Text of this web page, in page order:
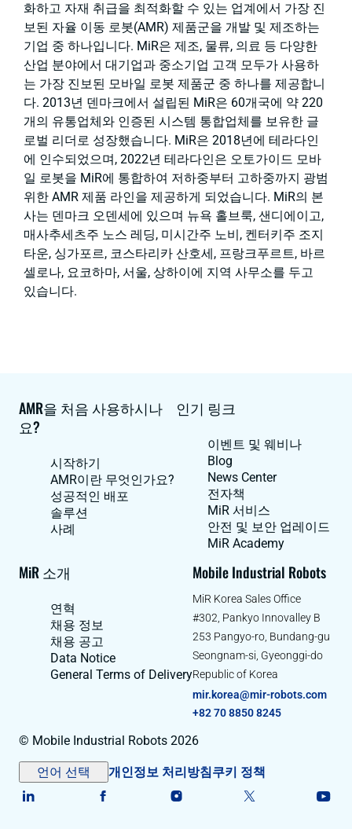
화하고 자재 취급을 최적화할 수 있는 업계에서 가장 진
보된 자율 이동 로봇(AMR) 제품군을 개발 및 제조하는
기업 중 하나입니다. MiR은 제조, 물류, 의료 등 다양한
산업 분야에서 대기업과 중소기업 고객 모두가 사용하
는 가장 진보된 모바일 로봇 제품군 중 하나를 제공합니
다. 2013년 덴마크에서 설립된 MiR은 60개국에 약 220
개의 유통업체와 인증된 시스템 통합업체를 보유한 글
로벌 리더로 성장했습니다. MiR은 2018년에 테라다인
에 인수되었으며, 2022년 테라다인은 오토가이드 모바
일 로봇을 MiR에 통합하여 저하중부터 고하중까지 광범
위한 AMR 제품 라인을 제공하게 되었습니다. MiR의 본
사는 덴마크 오덴세에 있으며 뉴욕 홀브룩, 샌디에이고,
매사추세츠주 노스 레딩, 미시간주 노비, 켄터키주 조지
타운, 싱가포르, 코스타리카 산호세, 프랑크푸르트, 바르
셀로나, 요코하마, 서울, 상하이에 지역 사무소를 두고
있습니다.
AMR을 처음 사용하시나
요?
시작하기
AMR이란 무엇인가요?
성공적인 배포
솔루션
사례
인기 링크
이벤트 및 웨비나
Blog
News Center
전자책
MiR 서비스
안전 및 보안 업레이드
MiR Academy
MiR 소개
연혁
채용 정보
채용 공고
Data Notice
General Terms of Delivery
Mobile Industrial Robots
MiR Korea Sales Office
#302, Pankyo Innovalley B
253 Pangyo-ro, Bundang-gu
Seongnam-si, Gyeonggi-do
Republic of Korea
mir.korea@mir-robots.com
+82 70 8850 8245
© Mobile Industrial Robots 2026
언어 선택 개인정보 처리방침쿠키 정책